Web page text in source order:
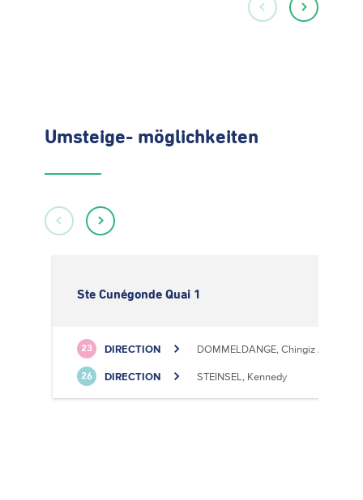
Umsteige- möglichkeiten
Ste Cunégonde Quai 1
23 DIRECTION DOMMELDANGE, Chingiz Aitmatov
26 DIRECTION STEINSEL, Kennedy